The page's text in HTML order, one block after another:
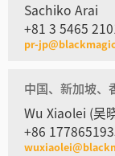
Sachiko Arai
+81 3 5465
pr-
中国、新加坡、
Wu Xiaolei (吴
+86